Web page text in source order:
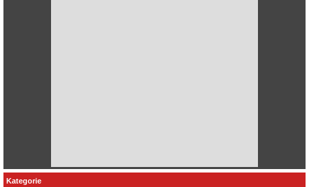
Kategorie